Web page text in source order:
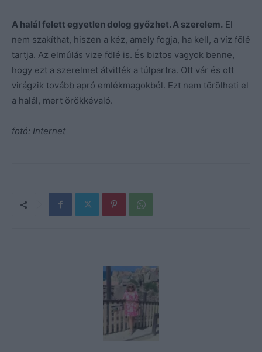
A halál felett egyetlen dolog győzhet. A szerelem. El
nem szakíthat, hiszen a kéz, amely fogja, ha kell, a víz fölé
tartja. Az elmúlás vize fölé is. És biztos vagyok benne,
hogy ezt a szerelmet átvitték a túlpartra. Ott vár és ott
virágzik tovább apró emlékmagokból. Ezt nem törölheti el
a halál, mert örökkévaló.
fotó: Internet